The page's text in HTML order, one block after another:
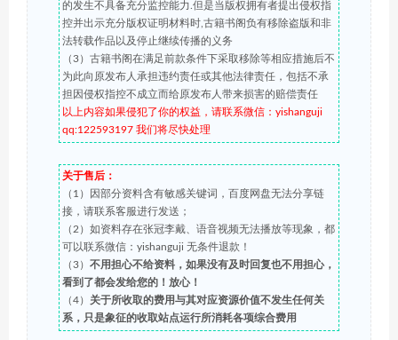
的发生不具备充分监控能力.但是当版权拥有者提出侵权指
控并出示充分版权证明材料时,古籍书阁负有移除盗版和非
法转载作品以及停止继续传播的义务
（3）古籍书阁在满足前款条件下采取移除等相应措施后不
为此向原发布人承担违约责任或其他法律责任，包括不承
担因侵权指控不成立而给原发布人带来损害的赔偿责任
以上内容如果侵犯了你的权益，请联系微信：yishanguji
qq:122593197 我们将尽快处理
关于售后：
（1）因部分资料含有敏感关键词，百度网盘无法分享链
接，请联系客服进行发送；
（2）如资料存在张冠李戴、语音视频无法播放等现象，都
可以联系微信：yishanguji 无条件退款！
（3） 不用担心不给资料，如果没有及时回复也不用担心，
看到了都会发给您的！放心！
（4） 关于所收取的费用与其对应资源价值不发生任何关
系，只是象征的收取站点运行所消耗各项综合费用